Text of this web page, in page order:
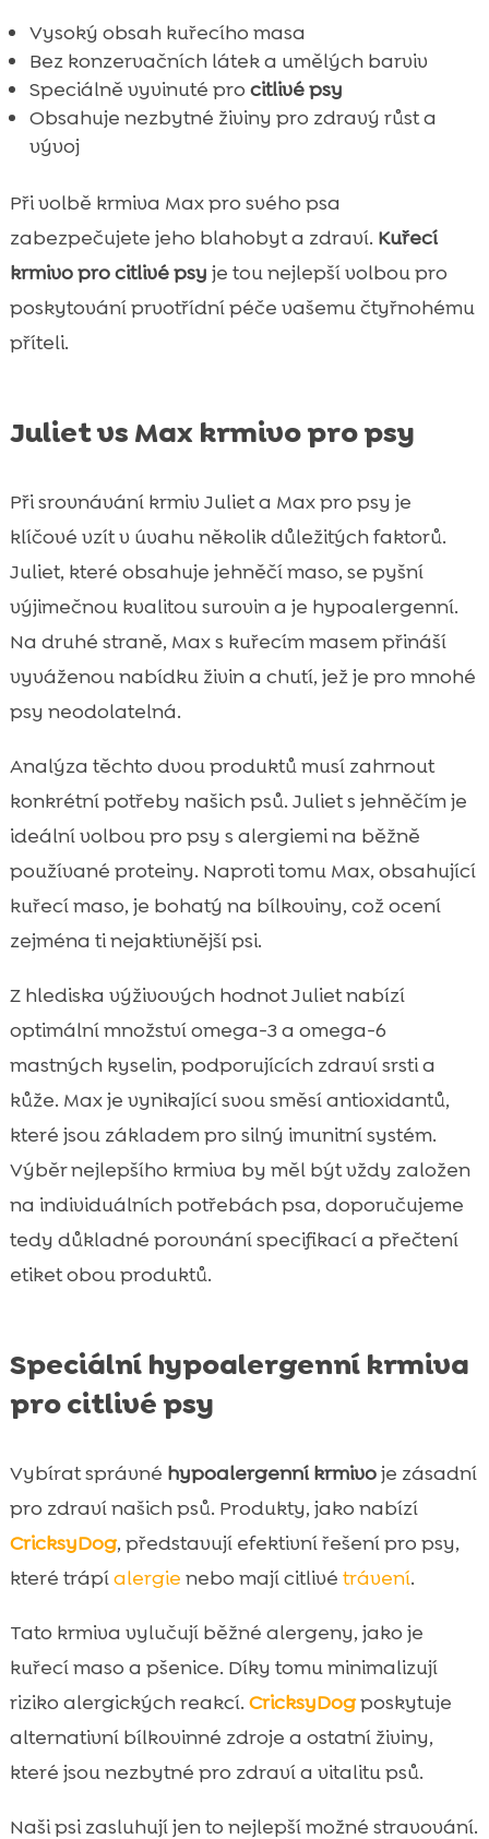
Vysoký obsah kuřecího masa
Bez konzervačních látek a umělých barviv
Speciálně vyvinuté pro citlivé psy
Obsahuje nezbytné živiny pro zdravý růst a
vývoj
Při volbě krmiva Max pro svého psa
zabezpečujete jeho blahobyt a zdraví. Kuřecí
krmivo pro citlivé psy je tou nejlepší volbou pro
poskytování prvotřídní péče vašemu čtyřnohému
příteli.
Juliet vs Max krmivo pro psy
Při srovnávání krmiv Juliet a Max pro psy je
klíčové vzít v úvahu několik důležitých faktorů.
Juliet, které obsahuje jehněčí maso, se pyšní
výjimečnou kvalitou surovin a je hypoalergenní.
Na druhé straně, Max s kuřecím masem přináší
vyváženou nabídku živin a chutí, jež je pro mnohé
psy neodolatelná.
Analýza těchto dvou produktů musí zahrnout
konkrétní potřeby našich psů. Juliet s jehněčím je
ideální volbou pro psy s alergiemi na běžně
používané proteiny. Naproti tomu Max, obsahující
kuřecí maso, je bohatý na bílkoviny, což ocení
zejména ti nejaktivnější psi.
Z hlediska výživových hodnot Juliet nabízí
optimální množství omega-3 a omega-6
mastných kyselin, podporujících zdraví srsti a
kůže. Max je vynikající svou směsí antioxidantů,
které jsou základem pro silný imunitní systém.
Výběr nejlepšího krmiva by měl být vždy založen
na individuálních potřebách psa, doporučujeme
tedy důkladné porovnání specifikací a přečtení
etiket obou produktů.
Speciální hypoalergenní krmiva
pro citlivé psy
Vybírat správné hypoalergenní krmivoje zásadní
pro zdraví našich psů. Produkty, jako nabízí
CricksyDog, představují efektivní řešení pro psy,
které trápíalergie nebo mají citlivé trávení.
Tato krmiva vylučují běžné alergeny, jako je
kuřecí maso a pšenice. Díky tomu minimalizují
riziko alergických reakcí. CricksyDogposkytuje
alternativní bílkovinné zdroje a ostatní živiny,
které jsou nezbytné pro zdraví a vitalitu psů.
Naši psi zasluhují jen to nejlepší možné stravování.